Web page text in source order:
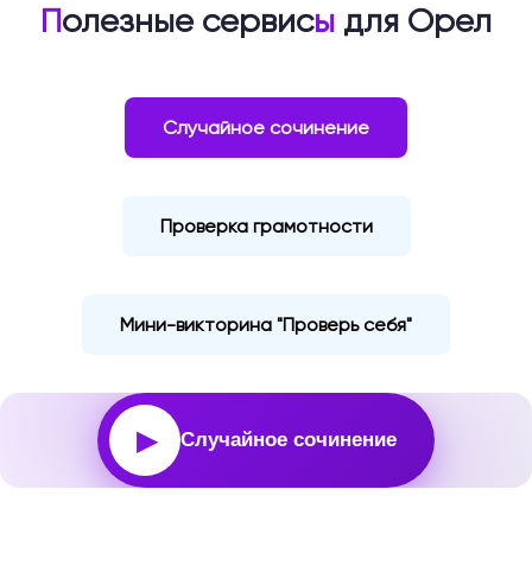
Полезные сервисы для Орел
Случайное сочинение
Проверка грамотности
Мини-викторина "Проверь себя"
▶ Случайное сочинение